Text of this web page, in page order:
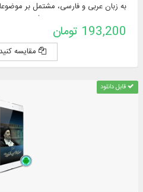
به زبان عربی و فارسی، مشتمل بر
العباس علیه السلام و ...
193,200 تومان
مقایسه کنید
قابل دانلود